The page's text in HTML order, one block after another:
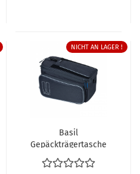
NICHT AN LAGER !
Basil
Gepäckträgertasche
Sport Design MIK